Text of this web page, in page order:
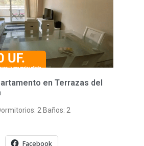
en Terrazas del
2 Baños: 2
Facebook